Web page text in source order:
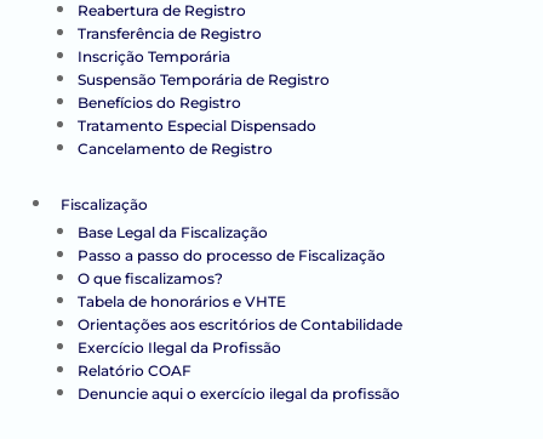
Reabertura de Registro
Transferência de Registro
Inscrição Temporária
Suspensão Temporária de Registro
Benefícios do Registro
Tratamento Especial Dispensado
Cancelamento de Registro
Fiscalização
Base Legal da Fiscalização
Passo a passo do processo de Fiscalização
O que fiscalizamos?
Tabela de honorários e VHTE
Orientações aos escritórios de Contabilidade
Exercício Ilegal da Profissão
Relatório COAF
Denuncie aqui o exercício ilegal da profissão